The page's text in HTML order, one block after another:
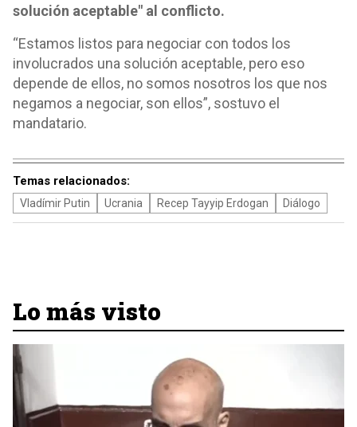
solución aceptable" al conflicto.
“Estamos listos para negociar con todos los
involucrados una solución aceptable, pero eso
depende de ellos, no somos nosotros los que nos
negamos a negociar, son ellos”, sostuvo el
mandatario.
Temas relacionados:
Vladímir Putin Ucrania Recep Tayyip Erdogan Diálogo
Lo más visto